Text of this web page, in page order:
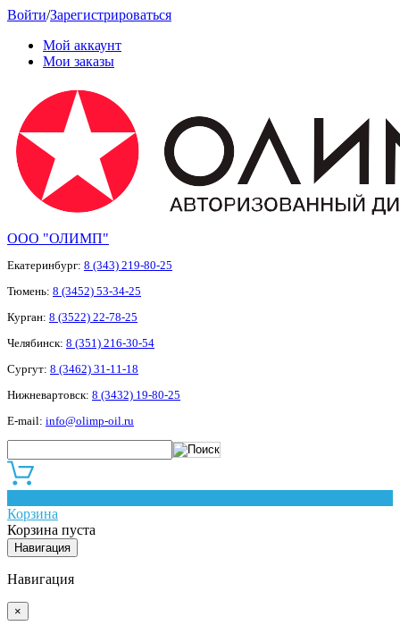
Войти/Зарегистрироваться
Мой аккаунт
Мои заказы
ООО "ОЛИМП"
Екатеринбург: 8 (343) 219-80-25
Тюмень: 8 (3452) 53-34-25
Курган: 8 (3522) 22-78-25
Челябинск: 8 (351) 216-30-54
Сургут: 8 (3462) 31-11-18
Нижневартовск: 8 (3432) 19-80-25
E-mail: info@olimp-oil.ru
Корзина
Корзина пуста
Навигация
Навигация
×